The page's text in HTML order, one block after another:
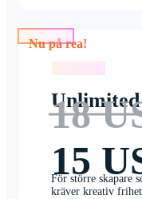
Nu på rea!
Unlimited
18
15
För större skapare
kräver kreativ frihet